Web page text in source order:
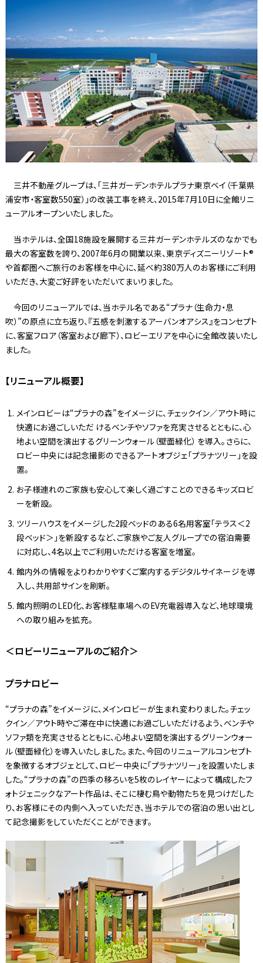
三井不動産グループは、「三井ガーデンホテルプラナ東京ベイ（千葉県
浦安市・客室数550室）」の改装工事を終え、2015年7月10日に全館リニ
ューアルオープンいたしました。
当ホテルは、全国18施設を展開する三井ガーデンホテルズのなかでも
最大の客室数を誇り、2007年6月の開業以来、東京ディズニーリゾート®
や首都圏へご旅行のお客様を中心に、延べ約380万人のお客様にご利用
いただき、大変ご好評をいただいてまいりました。
今回のリニューアルでは、当ホテル名である“プラナ（生命力・息
吹）”の原点に立ち返り、『五感を刺激するアーバンオアシス』をコンセプト
に、客室フロア（客室および廊下）、ロビーエリアを中心に全館改装いたし
ました。
【リニューアル概要】
メインロビーは“プラナの森”をイメージに、チェックイン／アウト時に
快適にお過ごしいただ けるベンチやソファを充実させるとともに、心
地よい空間を演出するグリーンウォール（壁面緑化） を導入。さらに、
ロビー中央には記念撮影のできるアートオブジェ「プラナツリー」を設
置。
お子様連れのご家族も安心して楽しく過ごすことのできるキッズロビ
ーを新設。
ツリーハウスをイメージした2段ベッドのある6名用客室「テラス＜2
段ベッド＞」を新設するなど、ご家族やご友人グループでの宿泊需要
に対応し、4名以上でご利用いただける客室を増室。
館内外の情報をよりわかりやすくご案内するデジタルサイネージを導
入し、共用部サインを刷新。
館内照明のLED化、お客様駐車場へのEV充電器導入など、地球環境
への取り組みを拡充。
＜ロビーリニューアルのご紹介＞
プラナロビー
“プラナの森”をイメージに、メインロビーが生まれ変わりました。チェッ
クイン／アウト時やご滞在中に快適にお過ごしいただけるよう、ベンチや
ソファ類を充実させるとともに、心地よい空間を演出するグリーンウォー
ル（壁面緑化）を導入いたしました。また、今回のリニューアルコンセプト
を象徴するオブジェとして、ロビー中央に「プラナツリー」を設置いたしま
した。“プラナの森”の四季の移ろいを5枚のレイヤーによって構成したフ
ォトジェニックなアート作品は、そこに棲む鳥や動物たちを見つけだした
り、お客様にその内側へ入っていただき、当ホテルでの宿泊の思い出とし
て記念撮影をしていただくことができます。